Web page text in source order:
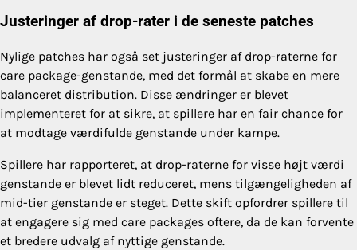
Justeringer af drop-rater i de seneste patches
Nylige patches har også set justeringer af drop-raterne for
care package-genstande, med det formål at skabe en mere
balanceret distribution. Disse ændringer er blevet
implementeret for at sikre, at spillere har en fair chance for
at modtage værdifulde genstande under kampe.
Spillere har rapporteret, at drop-raterne for visse højt værdi
genstande er blevet lidt reduceret, mens tilgængeligheden af
mid-tier genstande er steget. Dette skift opfordrer spillere til
at engagere sig med care packages oftere, da de kan forvente
et bredere udvalg af nyttige genstande.